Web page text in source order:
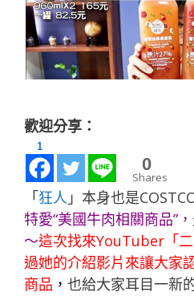
歡迎分享：
1
0
Shares
「狂人 」本身也是
特愛“美國牛肉相關商品”
～這次找來YouTuber「
過她的介紹影片來讓大家
商品 ， 也給大家耳目一新